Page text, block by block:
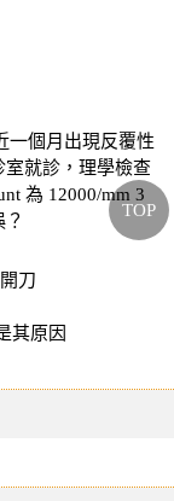
一個月出現反覆性
室就診，理學檢查
為 12000/mm 3
刀
其原因
TOP